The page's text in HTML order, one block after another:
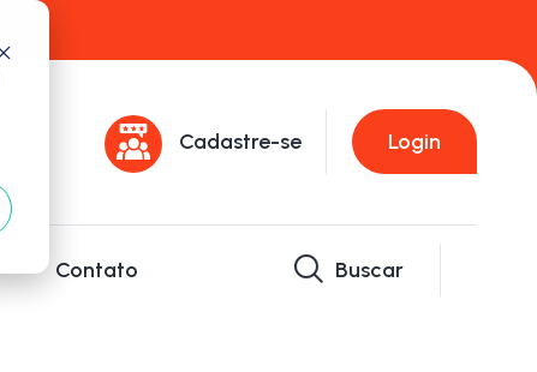
Cadastre-se Login
Contato Buscar